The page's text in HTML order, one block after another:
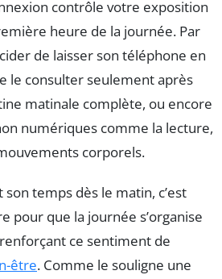
contrôle votre exposition
heure de la journée. Par
de laisser son téléphone en
le consulter seulement après
matinale complète, ou encore
numériques comme la lecture,
corporels.
temps dès le matin, c’est
pour que la journée s’organise
ce sentiment de
être. Comme le souligne une